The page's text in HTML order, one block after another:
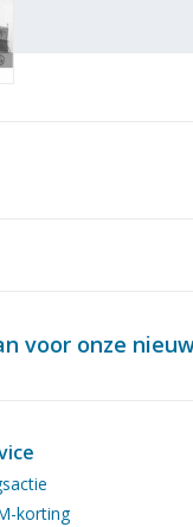
voor onze
korting